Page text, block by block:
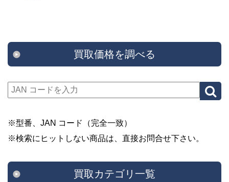
買取価格を調べる
※型番、JAN コード（完全一致）
※検索にヒットしない商品は、直接お問合せ下さい。
買取カテゴリ一覧